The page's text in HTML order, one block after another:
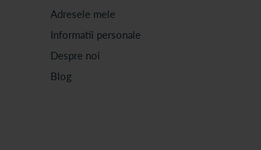
Adresele mele
Informatii personale
Despre noi
Blog